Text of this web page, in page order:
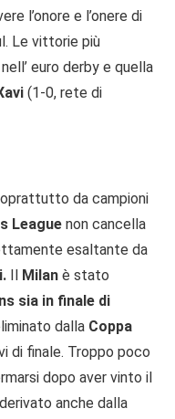
l’onore e l’onere di
Le vittorie più
nell’ euro derby e quella
(1-0, rete di
da campioni
League non cancella
esaltante da
Il Milan è stato
sia in finale di
dalla Coppa
di finale. Troppo poco
dopo aver vinto il
anche dalla